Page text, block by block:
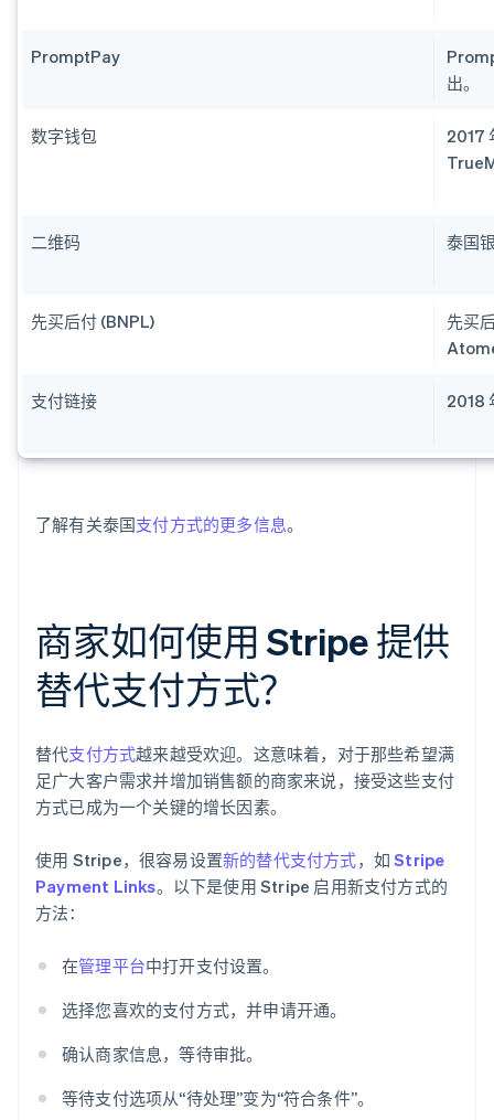
PromptPay
出。
数字钱包
2017
二维码 泰国
先买后付 (BNPL)
先买
支付链接 2018
了解有关泰国支付方式的更多信息。
商家如何使用 Stripe 提供
替代支付方式？
替代支付方式越来越受欢迎。这意味着，对于那些希望满
足广大客户需求并增加销售额的商家来说，接受这些支付
方式已成为一个关键的增长因素。
使用 Stripe，很容易设置新的替代支付方式，如Stripe
Payment Links。以下是使用 Stripe 启用新支付方式的
方法：
在管理平台中打开支付设置。
选择您喜欢的支付方式，并申请开通。
确认商家信息，等待审批。
等待支付选项从“待处理”变为“符合条件”。